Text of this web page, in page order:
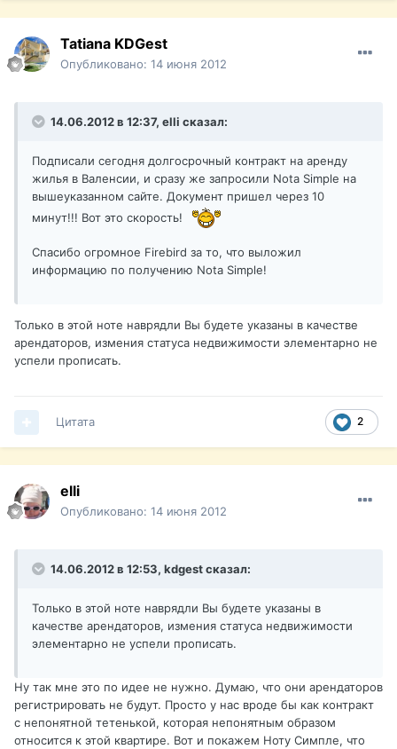
Tatiana KDGest
Опубликовано: 14 июня 2012
14.06.2012 в 12:37, elli сказал:
Подписали сегодня долгосрочный контракт на аренду
жилья в Валенсии, и сразу же запросили Nota Simple на
вышеуказанном сайте. Документ пришел через 10
минут!!! Вот это скорость!
Спасибо огромное Firebird за то, что выложил
информацию по получению Nota Simple!
Только в этой ноте наврядли Вы будете указаны в качестве
арендаторов, измения статуса недвижимости элементарно не
успели прописать.
2
Цитата
elli
Опубликовано: 14 июня 2012
14.06.2012 в 12:53, kdgest сказал:
Только в этой ноте наврядли Вы будете указаны в
качестве арендаторов, измения статуса недвижимости
элементарно не успели прописать.
Ну так мне это по идее не нужно. Думаю, что они арендаторов
регистрировать не будут. Просто у нас вроде бы как контракт
с непонятной тетенькой, которая непонятным образом
относится к этой квартире. Вот и покажем Ноту Симпле, что